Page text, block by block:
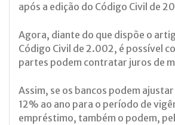
após a edição do Código Civil de
Agora, diante do que dispõe o
Código Civil de 2.002, é possível
partes podem contratar juros de
Assim, se os bancos podem
12% ao ano para o período de
empréstimo, também o podem,